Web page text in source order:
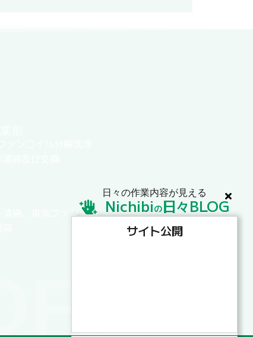
清掃、排気ファン清掃
日々の作業内容が見える
Nichibiの日々BLOG
サイト公開